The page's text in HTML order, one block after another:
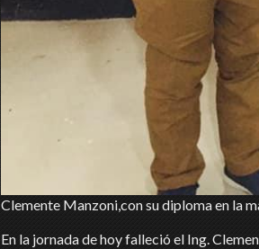
Clemente Manzoni,con su diploma en la
En la jornada de hoy falleció el Ing.